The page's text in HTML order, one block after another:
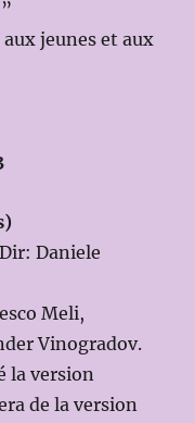
”
jeunes et aux
Daniele
Meli,
Vinogradov.
la version
de la version